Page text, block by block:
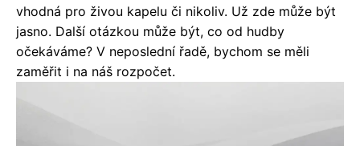
vhodná pro živou kapelu či nikoliv. Už zde může být
jasno. Další otázkou může být, co od hudby
očekáváme? V neposlední řadě, bychom se měli
zaměřit i na náš rozpočet.